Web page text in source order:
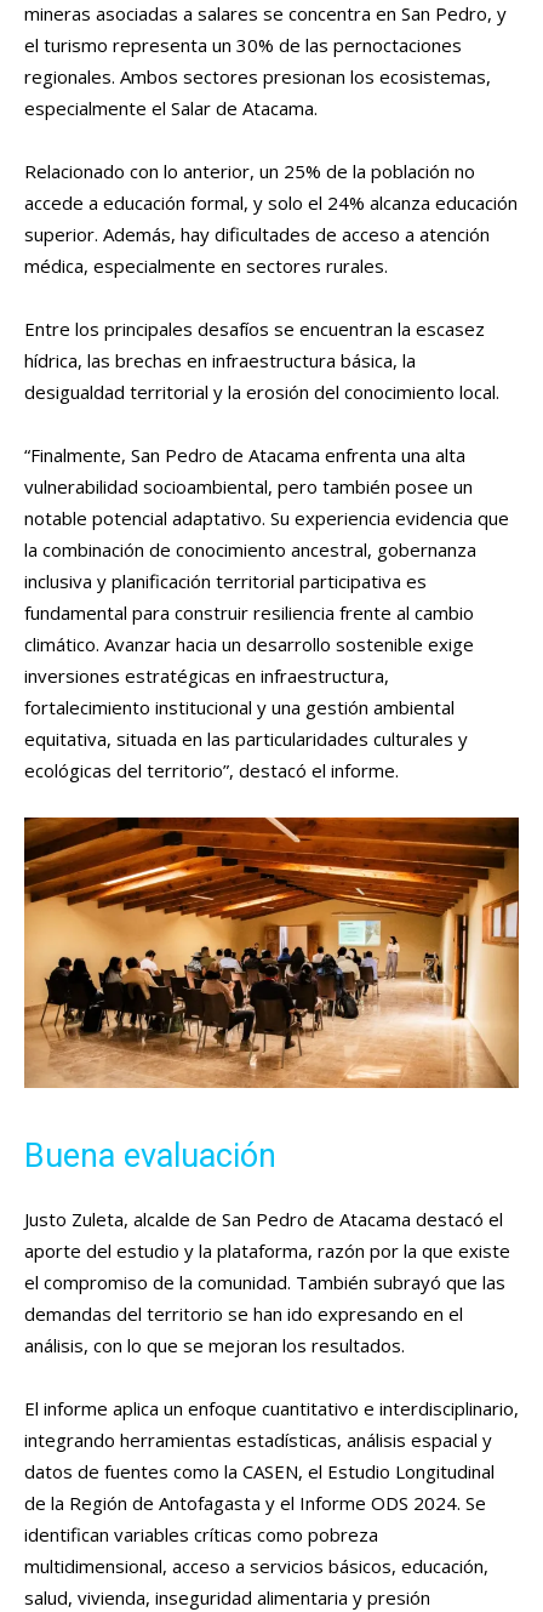
mineras asociadas a salares se concentra en San Pedro, y
el turismo representa un 30% de las pernoctaciones
regionales. Ambos sectores presionan los ecosistemas,
especialmente el Salar de Atacama.
Relacionado con lo anterior, un 25% de la población no
accede a educación formal, y solo el 24% alcanza educación
superior. Además, hay dificultades de acceso a atención
médica, especialmente en sectores rurales.
Entre los principales desafíos se encuentran la escasez
hídrica, las brechas en infraestructura básica, la
desigualdad territorial y la erosión del conocimiento local.
“Finalmente, San Pedro de Atacama enfrenta una alta
vulnerabilidad socioambiental, pero también posee un
notable potencial adaptativo. Su experiencia evidencia que
la combinación de conocimiento ancestral, gobernanza
inclusiva y planificación territorial participativa es
fundamental para construir resiliencia frente al cambio
climático. Avanzar hacia un desarrollo sostenible exige
inversiones estratégicas en infraestructura,
fortalecimiento institucional y una gestión ambiental
equitativa, situada en las particularidades culturales y
ecológicas del territorio”, destacó el informe.
Buena evaluación
Justo Zuleta, alcalde de San Pedro de Atacama destacó el
aporte del estudio y la plataforma, razón por la que existe
el compromiso de la comunidad. También subrayó que las
demandas del territorio se han ido expresando en el
análisis, con lo que se mejoran los resultados.
El informe aplica un enfoque cuantitativo e interdisciplinario,
integrando herramientas estadísticas, análisis espacial y
datos de fuentes como la CASEN, el Estudio Longitudinal
de la Región de Antofagasta y el Informe ODS 2024. Se
identifican variables críticas como pobreza
multidimensional, acceso a servicios básicos, educación,
salud, vivienda, inseguridad alimentaria y presión